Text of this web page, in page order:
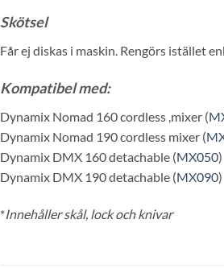
Skötsel
Får ej diskas i maskin. Rengörs istället
Kompatibel med:
Dynamix Nomad 160 cordless ,mixer (
Dynamix Nomad 190 cordless mixer (
Dynamix DMX 160 detachable (MX050)
Dynamix DMX 190 detachable (MX090)
*Innehåller skål, lock och knivar